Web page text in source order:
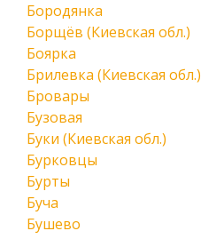
Бородянка
Борщёв (Киевская обл.)
Боярка
Брилевка (Киевская обл.)
Бровары
Бузовая
Буки (Киевская обл.)
Бурковцы
Бурты
Буча
Бушево